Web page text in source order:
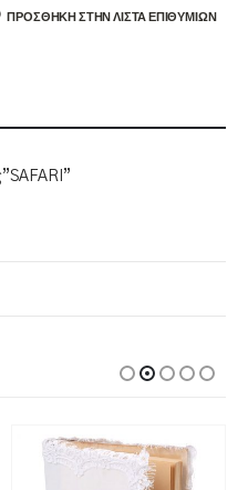
ΠΡΌΣΘΉΚΗ ΣΤΗΝ ΛΊΣΤΑ ΕΠΙΘΥΜΙΏΝ